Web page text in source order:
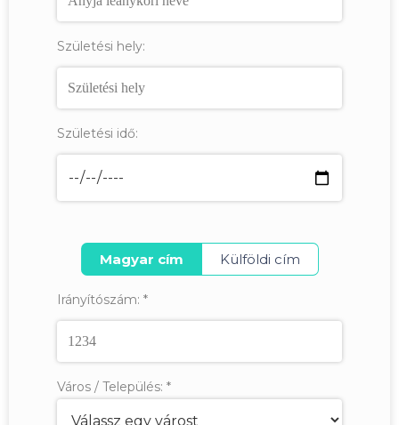
Születési hely:
Születési idő:
Magyar cím Külföldi cím
Irányítószám: *
Város / Település: *